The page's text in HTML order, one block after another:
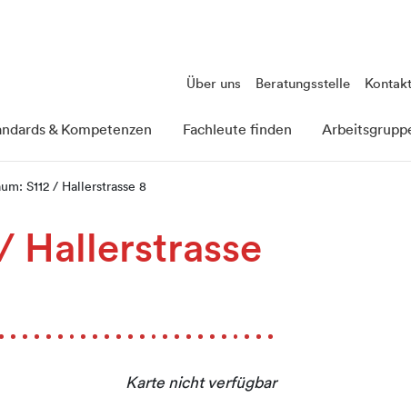
Über uns Beratungsstelle Kontakt
& Kompetenzen Fachleute finden
S112 / Hallerstrasse 8
Hallerstrasse
Karte nicht verfügbar